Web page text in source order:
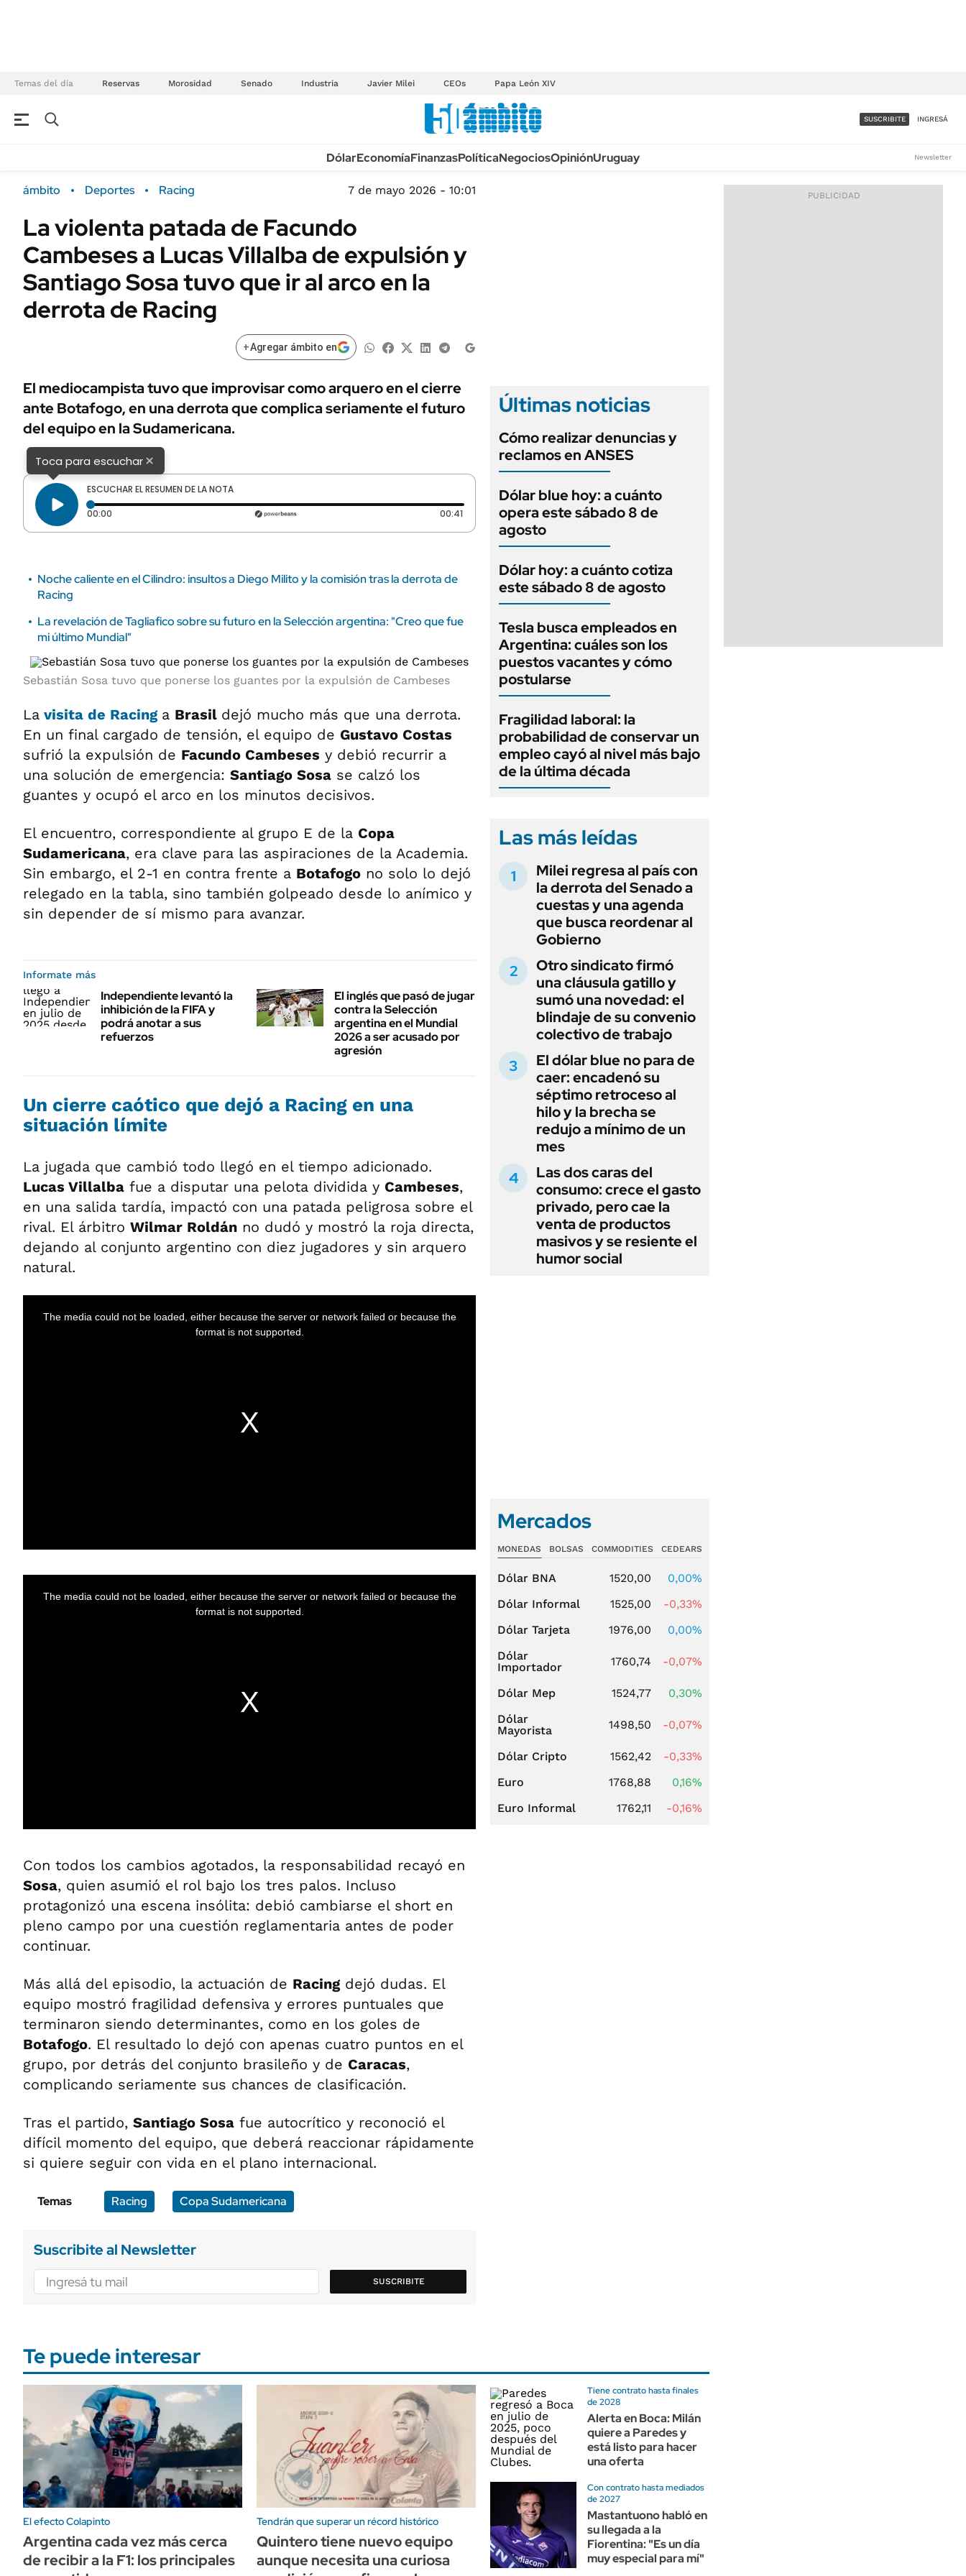
Temas del día Reservas Morosidad Senado Industria Javier Milei CEOs Papa León XIV
Campo
FINANZAS
Dólar
Mercados
Sustentabilidad
Seguros
POLÍTICA
Nacional
Municipios
TECNOLOGÍA
MÉXICO
INFORMACIÓN GENERAL
ESPECTÁCULOS
AUTOS
ACCESO FULL - $1.800/MES
SUSCRIBITE INGRESÁ
DólarEconomíaFinanzasPolíticaNegociosOpiniónUruguay Newsletter
ámbito Deportes Racing 7 de mayo 2026 - 10:01
La violenta patada de Facundo
Cambeses a Lucas Villalba de expulsión y
Santiago Sosa tuvo que ir al arco en la
derrota de Racing
+Agregar ámbito en
El mediocampista tuvo que improvisar como arquero en el cierre
ante Botafogo, en una derrota que complica seriamente el futuro
del equipo en la Sudamericana.
Toca para escuchar×
ESCUCHAR EL RESUMEN DE LA NOTA
00:00 Tiempo transcurrido: 0 segundos 00:41 Duración: 41 segundos
Noche caliente en el Cilindro: insultos a Diego Milito y la comisión tras la derrota de
Racing
La revelación de Tagliafico sobre su futuro en la Selección argentina: "Creo que fue
mi último Mundial"
Sebastián Sosa tuvo que ponerse los guantes por la expulsión de Cambeses
La visita de Racing a Brasil dejó mucho más que una derrota.
En un final cargado de tensión, el equipo de Gustavo Costas
sufrió la expulsión de Facundo Cambeses y debió recurrir a
una solución de emergencia: Santiago Sosa se calzó los
guantes y ocupó el arco en los minutos decisivos.
El encuentro, correspondiente al grupo E de la Copa
Sudamericana, era clave para las aspiraciones de la Academia.
Sin embargo, el 2-1 en contra frente a Botafogo no solo lo dejó
relegado en la tabla, sino también golpeado desde lo anímico y
sin depender de sí mismo para avanzar.
Informate más
Independiente levantó la
inhibición de la FIFA y
podrá anotar a sus
refuerzos
El inglés que pasó de jugar
contra la Selección
argentina en el Mundial
2026 a ser acusado por
agresión
Un cierre caótico que dejó a Racing en una
situación límite
La jugada que cambió todo llegó en el tiempo adicionado.
Lucas Villalba fue a disputar una pelota dividida y Cambeses,
en una salida tardía, impactó con una patada peligrosa sobre el
rival. El árbitro Wilmar Roldán no dudó y mostró la roja directa,
dejando al conjunto argentino con diez jugadores y sin arquero
natural.
Con todos los cambios agotados, la responsabilidad recayó en
Sosa, quien asumió el rol bajo los tres palos. Incluso
protagonizó una escena insólita: debió cambiarse el short en
pleno campo por una cuestión reglamentaria antes de poder
continuar.
Más allá del episodio, la actuación de Racing dejó dudas. El
equipo mostró fragilidad defensiva y errores puntuales que
terminaron siendo determinantes, como en los goles de
Botafogo. El resultado lo dejó con apenas cuatro puntos en el
grupo, por detrás del conjunto brasileño y de Caracas,
complicando seriamente sus chances de clasificación.
Tras el partido, Santiago Sosa fue autocrítico y reconoció el
difícil momento del equipo, que deberá reaccionar rápidamente
si quiere seguir con vida en el plano internacional.
Temas Racing Copa Sudamericana
Suscribite al Newsletter
SUSCRIBITE
Últimas noticias
Cómo realizar denuncias y
reclamos en ANSES
Dólar blue hoy: a cuánto
opera este sábado 8 de
agosto
Dólar hoy: a cuánto cotiza
este sábado 8 de agosto
Tesla busca empleados en
Argentina: cuáles son los
puestos vacantes y cómo
postularse
Fragilidad laboral: la
probabilidad de conservar un
empleo cayó al nivel más bajo
de la última década
Las más leídas
Milei regresa al país con
la derrota del Senado a
cuestas y una agenda
que busca reordenar al
Gobierno
Otro sindicato firmó
una cláusula gatillo y
sumó una novedad: el
blindaje de su convenio
colectivo de trabajo
El dólar blue no para de
caer: encadenó su
séptimo retroceso al
hilo y la brecha se
redujo a mínimo de un
mes
Las dos caras del
consumo: crece el gasto
privado, pero cae la
venta de productos
masivos y se resiente el
humor social
Mercados
MONEDAS BOLSAS COMMODITIES CEDEARS
Dólar BNA 1520,00
0,00%
Dólar Informal
1525,00
-0,33%
Dólar Tarjeta
1976,00
0,00%
Dólar
Importador
1760,74 -0,07%
Dólar Mep 1524,77
0,30%
Dólar
Mayorista
1498,50 -0,07%
Dólar Cripto 1562,42
-0,33%
Euro
1768,88
0,16%
Euro Informal
1762,11 -0,16%
Te puede interesar
El efecto Colapinto
Argentina cada vez más cerca
de recibir a la F1: los principales
Tendrán que superar un récord histórico
Quintero tiene nuevo equipo
aunque necesita una curiosa
Tiene contrato hasta finales
de 2028
Alerta en Boca: Milán
quiere a Paredes y
está listo para hacer
una oferta
Con contrato hasta mediados
de 2027
Mastantuono habló en
su llegada a la
Fiorentina: "Es un día
muy especial para mí"